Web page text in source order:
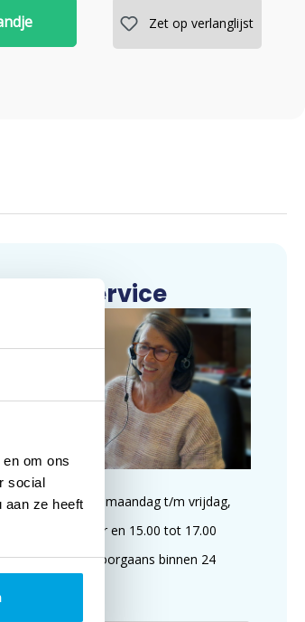
om ons
social
aan ze heeft
Zet op verlanglijst
te bereiken op maandag t/m vrijdag,
09.00 tot 11.00 uur en 15.00 tot 17.00
mails worden doorgaans binnen 24